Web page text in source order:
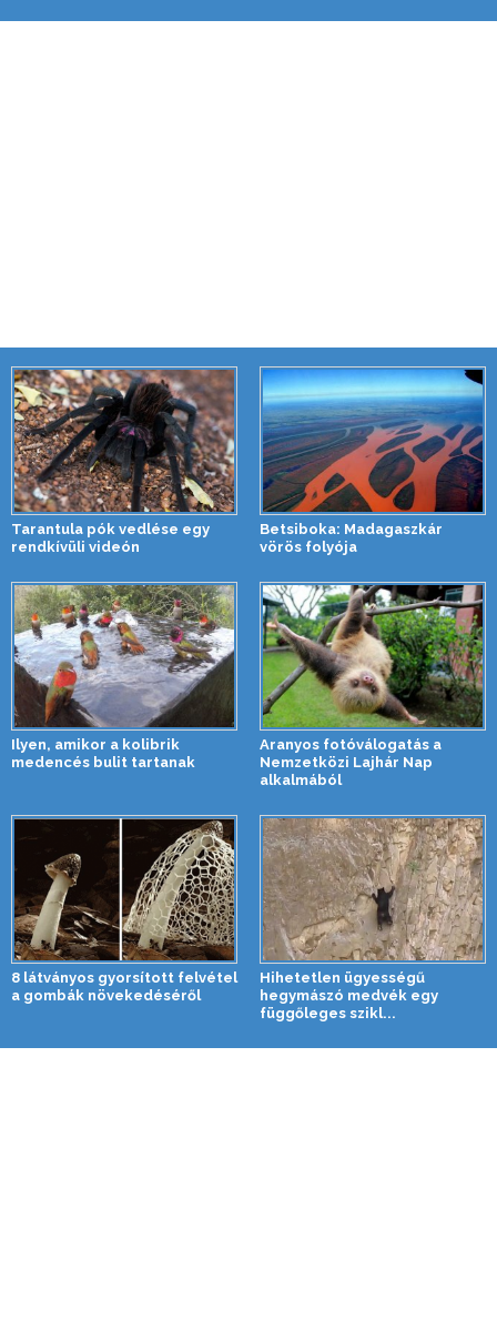
Tarantula pók vedlése egy
rendkívüli videón
Betsiboka: Madagaszkár
vörös folyója
Ilyen, amikor a kolibrik
medencés bulit tartanak
Aranyos fotóválogatás a
Nemzetközi Lajhár Nap
alkalmából
8 látványos gyorsított felvétel
a gombák növekedéséről
Hihetetlen ügyességű
hegymászó medvék egy
függőleges szikl...